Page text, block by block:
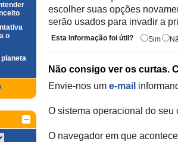
o
planeta
escolher suas opções
serão usados para invadir a
Esta informação foi útil? Sim
Não consigo ver os curtas.
Envie-nos um e-mail
O sistema operacional do seu
O navegador em que